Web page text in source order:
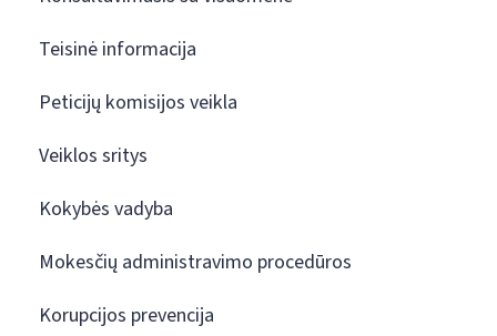
Teisinė informacija
Peticijų komisijos veikla
Veiklos sritys
Kokybės vadyba
Mokesčių administravimo procedūros
Korupcijos prevencija